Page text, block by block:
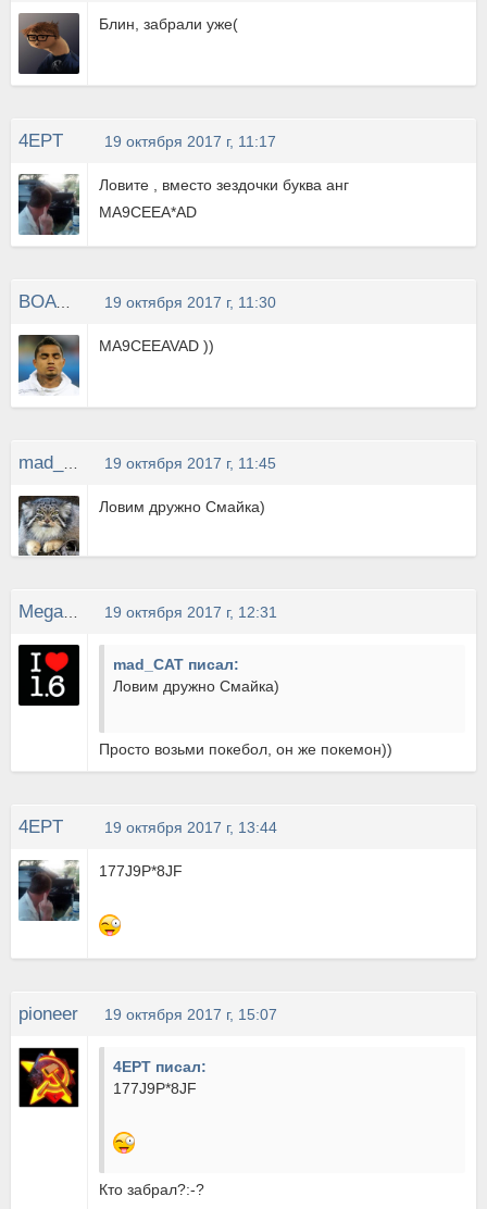
Блин, забрали уже(
4EPT 19 октября 2017 г, 11:17
Ловите , вместо зездочки буква анг
MA9CEEA*AD
BOATENG 19 октября 2017 г, 11:30
MA9CEEAVAD ))
19 октября 2017 г, 11:45
Ловим дружно Смайка)
19 октября 2017 г, 12:31
mad_CAT писал:
Ловим дружно Смайка)
Просто возьми покебол, он же покемон))
4EPT 19 октября 2017 г, 13:44
177J9P*8JF
pioneer 19 октября 2017 г, 15:07
4EPT писал:
177J9P*8JF
Кто забрал?:-?